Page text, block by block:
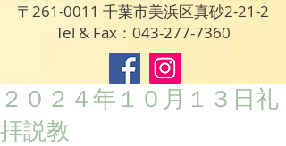
〒261-0011 千葉市美浜区真砂2-21-2
Tel & Fax：043-277-7360
２０２４年１０月１３日礼
拝説教